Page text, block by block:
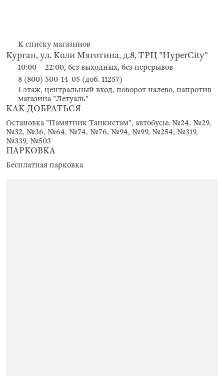
К списку магазинов
Курган, ул. Коли Мяготина, д.8, ТРЦ "HyperCity"
10:00 – 22:00, без выходных, без перерывов
8 (800) 500-14-05 (доб. 11257)
1 этаж, центральный вход, поворот налево, напротив
магазина "Летуаль"
КАК ДОБРАТЬСЯ
Остановка "Памятник Танкистам", автобусы: №24, №29,
№32, №36, №64, №74, №76, №94, №99, №254, №319,
№339, №503
ПАРКОВКА
Бесплатная парковка